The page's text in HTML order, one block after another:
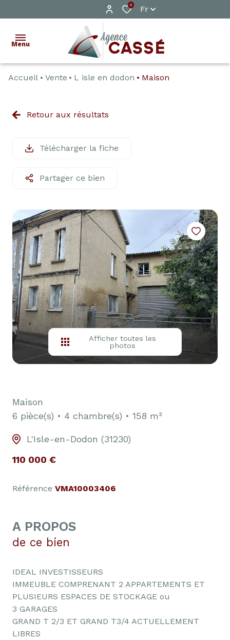
0 Fr
Menu
VENTE
ESTIMATION
ALERTE
CONTACT
Accueil Vente L isle en dodon Maison
Retour aux résultats
Télécharger la fiche
Partager ce bien
Afficher toutes les
photos
Maison
6 pièce(s)
4 chambre(s) 158 m²
L'Isle-en-Dodon (31230)
110 000 €
Référence VMA10003406
A PROPOS
de ce bien
IDEAL INVESTISSEURS
IMMEUBLE COMPRENANT 2 APPARTEMENTS ET
PLUSIEURS ESPACES DE STOCKAGE ou
3 GARAGES
GRAND T 2/3 ET GRAND T3/4 ACTUELLEMENT
LIBRES